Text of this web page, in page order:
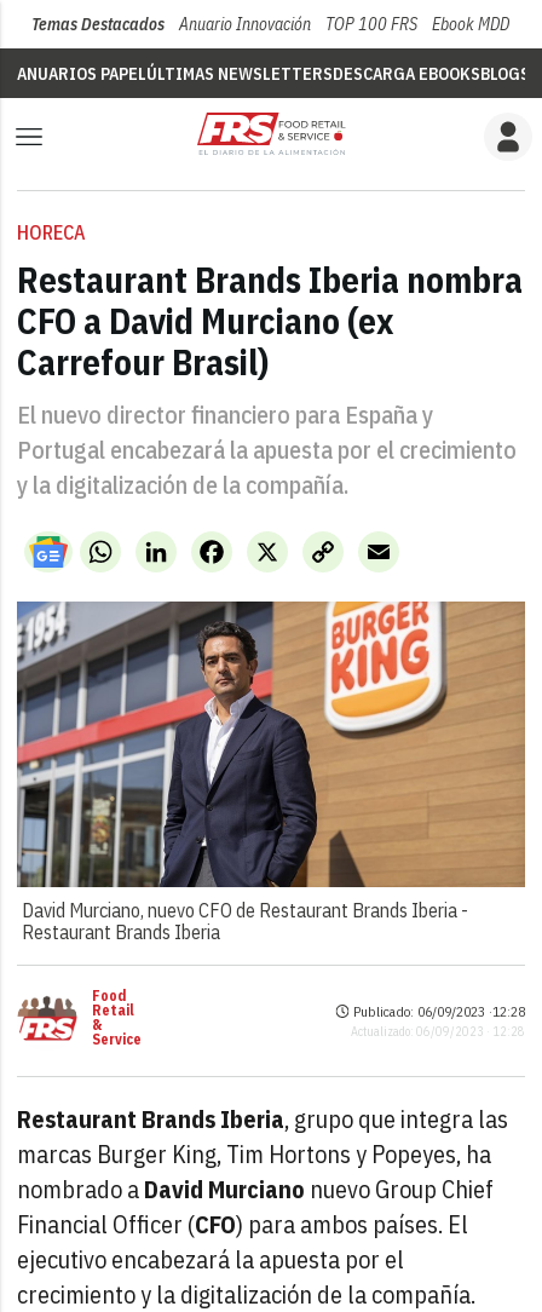
Temas Destacados Anuario Innovación TOP 100 FRS Ebook MDD
ANUARIOS PAPELÚLTIMAS NEWSLETTERSDESCARGA EBOOKSBLOGS
HORECA
Restaurant Brands Iberia nombra
CFO a David Murciano (ex
Carrefour Brasil)
El nuevo director financiero para España y
Portugal encabezará la apuesta por el crecimiento
y la digitalización de la compañía.
WhatsAppLinkedIn X
Facebook
Copy
Link
Email
David Murciano, nuevo CFO de Restaurant Brands Iberia -
Restaurant Brands Iberia
Food
Retail
&
Service
Publicado: 06/09/2023 ·12:28
Actualizado: 06/09/2023 · 12:28
Restaurant Brands Iberia, grupo que integra las
marcas Burger King, Tim Hortons y Popeyes, ha
nombrado aDavid Murciano nuevo Group Chief
Financial Officer (CFO) para ambos países. El
ejecutivo encabezará la apuesta por el
crecimiento y la digitalización de la compañía.